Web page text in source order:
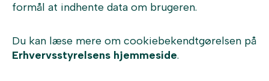
formål at indhente data om brugeren.
Du kan læse mere om cookiebekendtgørelsen på
Erhvervsstyrelsens hjemmeside.